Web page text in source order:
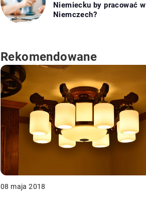
Niemiecku by pracować w
Niemczech?
Rekomendowane
08 maja 2018